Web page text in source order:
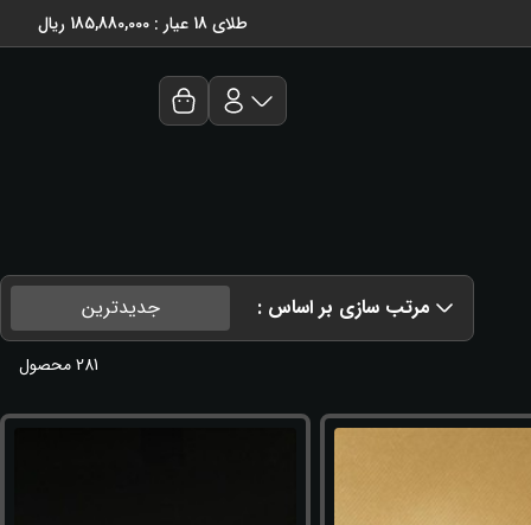
طلای 18 عیار : 185,880,000 ریال
مرتب سازی بر اساس : جدیدترین
281محصول